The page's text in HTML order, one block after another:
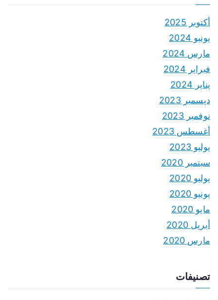
أكتوبر 2025
يونيو 2024
مارس 2024
فبراير 2024
يناير 2024
ديسمبر 2023
نوفمبر 2023
أغسطس 2023
يوليو 2023
سبتمبر 2020
يوليو 2020
يونيو 2020
مايو 2020
أبريل 2020
مارس 2020
تصنيفات